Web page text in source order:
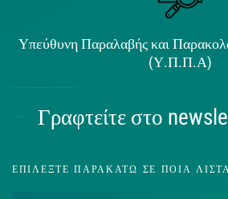
Υπεύθυνη Παραλαβής και
(Υ.Π.Π.Α)
Γραφτείτε στο
ΕΠΙΛΈΞΤΕ ΠΑΡΑΚΆΤΩ ΣΕ ΠΟΙΑ